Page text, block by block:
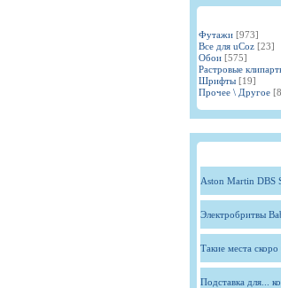
Футажи [973]
Все для uCoz [23]
Обои [575]
Растровые
Шрифты [19]
Прочее \ Другое
Aston Martin DBS
Электробритвы
Такие места
Подставка для...